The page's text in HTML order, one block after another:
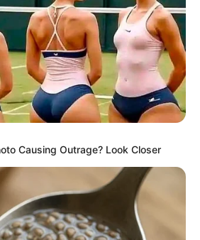
Causing Outrage? Look Closer